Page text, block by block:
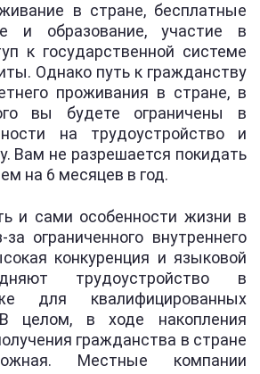
в стране, бесплатные
и образование, участие в
к государственной системе
Однако путь к гражданству
проживания в стране, в
вы будете ограничены в
на трудоустройство и
Вам не разрешается покидать
на 6 месяцев в год.
и сами особенности жизни в
ограниченного внутреннего
конкуренция и языковой
трудоустройство в
для квалифицированных
В целом, в ходе накопления
гражданства в стране
Местные компании